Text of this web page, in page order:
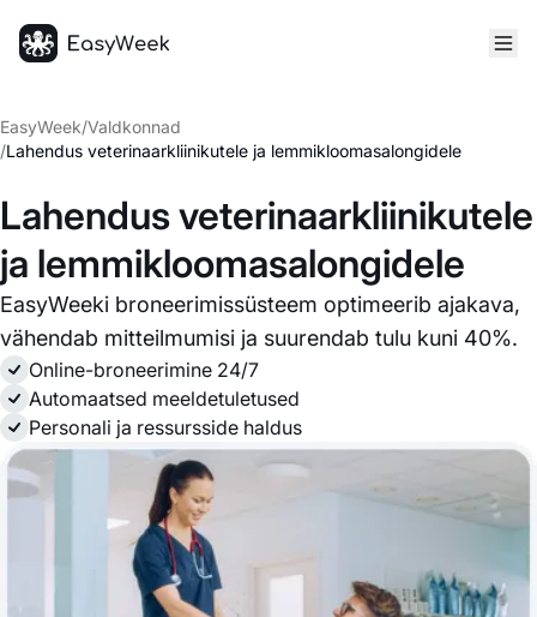
EasyWeek/Valdkonnad
/Lahendus veterinaarkliinikutele ja lemmikloomasalongidele
Lahendus veterinaarkliinikutele
ja lemmikloomasalongidele
EasyWeeki broneerimissüsteem optimeerib ajakava,
vähendab mitteilmumisi ja suurendab tulu kuni 40%.
Online-broneerimine 24/7
Automaatsed meeldetuletused
Personali ja ressursside haldus